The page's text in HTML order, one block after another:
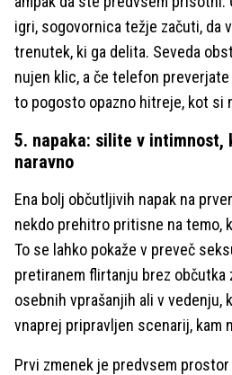
igri, sogovornica težje začuti, da
trenutek, ki ga delita. Seveda
nujen klic, a če telefon
to pogosto opazno hitreje, kot si
5. napaka: silite v intimnost,
naravno
Ena bolj občutljivih napak na
nekdo prehitro pritisne na temo,
To se lahko pokaže v preveč
pretiranem flirtanju brez občutka
osebnih vprašanjih ali v vedenju,
vnaprej pripravljen scenarij, kam
Prvi zmenek je predvsem